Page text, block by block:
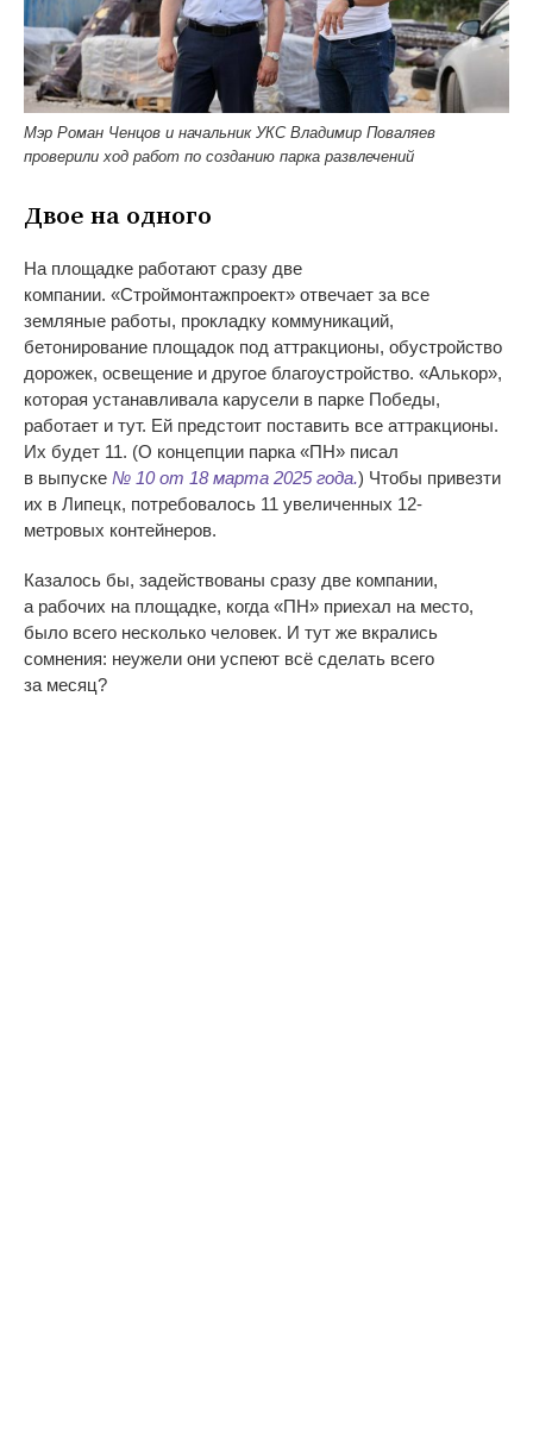
Мэр Роман Ченцов и начальник УКС Владимир Поваляев
проверили ход работ по созданию парка развлечений
Двое на одного
На площадке работают сразу две
компании. «Строймонтажпроект» отвечает за все
земляные работы, прокладку коммуникаций,
бетонирование площадок под аттракционы, обустройство
дорожек, освещение и другое благоустройство. «Алькор»,
которая устанавливала карусели в парке Победы,
работает и тут. Ей предстоит поставить все аттракционы.
Их будет 11. (О концепции парка «ПН» писал
в выпуске № 10 от 18 марта 2025 года.) Чтобы привезти
их в Липецк, потребовалось 11 увеличенных 12-
метровых контейнеров.
Казалось бы, задействованы сразу две компании,
а рабочих на площадке, когда «ПН» приехал на место,
было всего несколько человек. И тут же вкрались
сомнения: неужели они успеют всё сделать всего
за месяц?